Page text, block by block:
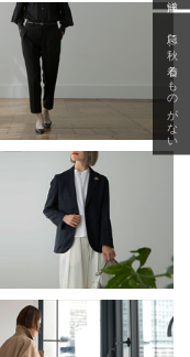
急に秋、着るものがない